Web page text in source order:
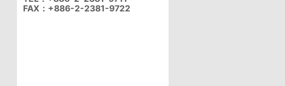
FAX：+886-2-2381-9722